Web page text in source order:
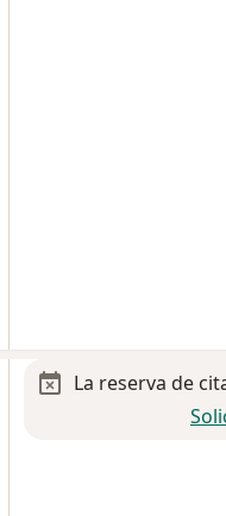
La reserva de